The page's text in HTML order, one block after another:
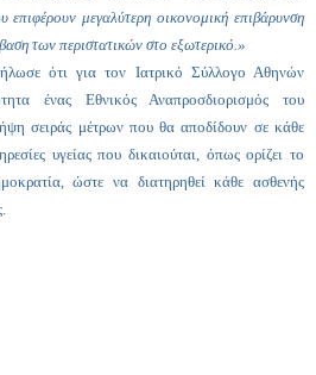
μεγαλύτερη οικονομική επιβάρυνση
των περιστατικών στο εξωτερικό.»
ότι για τον Ιατρικό Σύλλογο Αθηνών
ένας Εθνικός Αναπροσδιορισμός του
σειράς μέτρων που θα αποδίδουν σε κάθε
υγείας που δικαιούται, όπως ορίζει το
ώστε να διατηρηθεί κάθε ασθενής